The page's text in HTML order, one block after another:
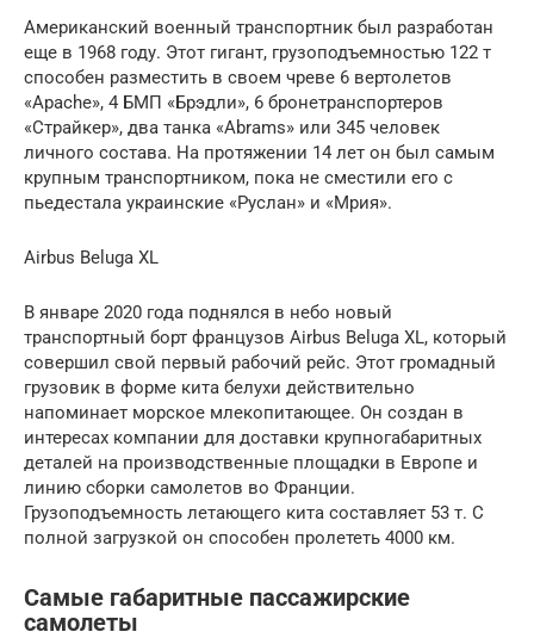
Американский военный транспортник был разработан
еще в 1968 году. Этот гигант, грузоподъемностью 122 т
способен разместить в своем чреве 6 вертолетов
«Apache», 4 БМП «Брэдли», 6 бронетранспортеров
«Страйкер», два танка «Abrams» или 345 человек
личного состава. На протяжении 14 лет он был самым
крупным транспортником, пока не сместили его с
пьедестала украинские «Руслан» и «Мрия».
Airbus Beluga XL
В январе 2020 года поднялся в небо новый
транспортный борт французов Airbus Beluga XL, который
совершил свой первый рабочий рейс. Этот громадный
грузовик в форме кита белухи действительно
напоминает морское млекопитающее. Он создан в
интересах компании для доставки крупногабаритных
деталей на производственные площадки в Европе и
линию сборки самолетов во Франции.
Грузоподъемность летающего кита составляет 53 т. С
полной загрузкой он способен пролететь 4000 км.
Самые габаритные пассажирские
самолеты